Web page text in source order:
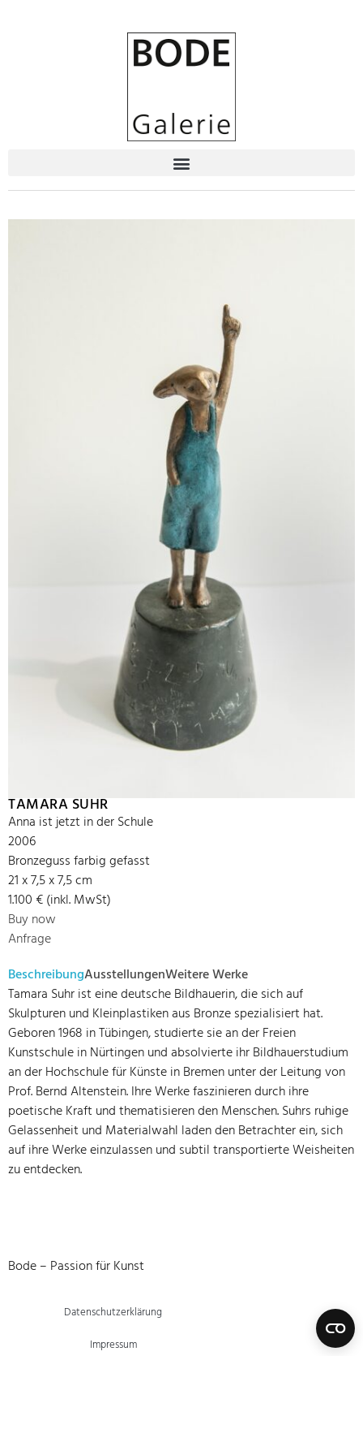
TAMARA SUHR
Anna ist jetzt in der Schule
2006
Bronzeguss farbig gefasst
21 x 7,5 x 7,5 cm
1.100 € (inkl. MwSt)
Buy now
Anfrage
BeschreibungAusstellungenWeitere Werke
Tamara Suhr ist eine deutsche Bildhauerin, die sich auf
Skulpturen und Kleinplastiken aus Bronze spezialisiert hat.
Geboren 1968 in Tübingen, studierte sie an der Freien
Kunstschule in Nürtingen und absolvierte ihr Bildhauerstudium
an der Hochschule für Künste in Bremen unter der Leitung von
Prof. Bernd Altenstein. Ihre Werke faszinieren durch ihre
poetische Kraft und thematisieren den Menschen. Suhrs ruhige
Gelassenheit und Materialwahl laden den Betrachter ein, sich
auf ihre Werke einzulassen und subtil transportierte Weisheiten
zu entdecken.
Bode – Passion für Kunst
Datenschutzerklärung
Impressum